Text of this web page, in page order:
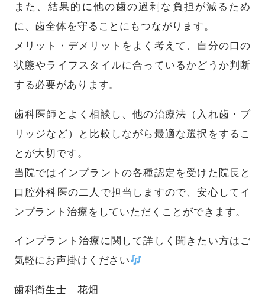
また、結果的に他の歯の過剰な負担が減るため
に、歯全体を守ることにもつながります。
メリット・デメリットをよく考えて、自分の口の
状態やライフスタイルに合っているかどうか判断
する必要があります。
歯科医師とよく相談し、他の治療法（入れ歯・ブ
リッジなど）と比較しながら最適な選択をするこ
とが大切です。
当院ではインプラントの各種認定を受けた院長と
口腔外科医の二人で担当しますので、安心してイ
ンプラント治療をしていただくことができます。
インプラント治療に関して詳しく聞きたい方はご
気軽にお声掛けください
歯科衛生士 花畑